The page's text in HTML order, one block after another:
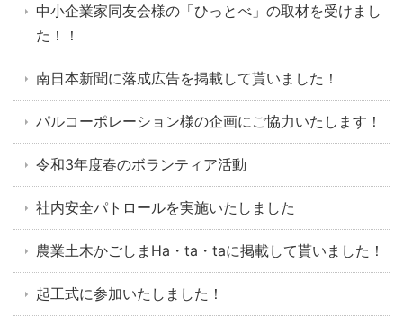
中小企業家同友会様の「ひっとべ」の取材を受けまし
た！！
南日本新聞に落成広告を掲載して貰いました！
パルコーポレーション様の企画にご協力いたします！
令和3年度春のボランティア活動
社内安全パトロールを実施いたしました
農業土木かごしまHa・ta・taに掲載して貰いました！
起工式に参加いたしました！